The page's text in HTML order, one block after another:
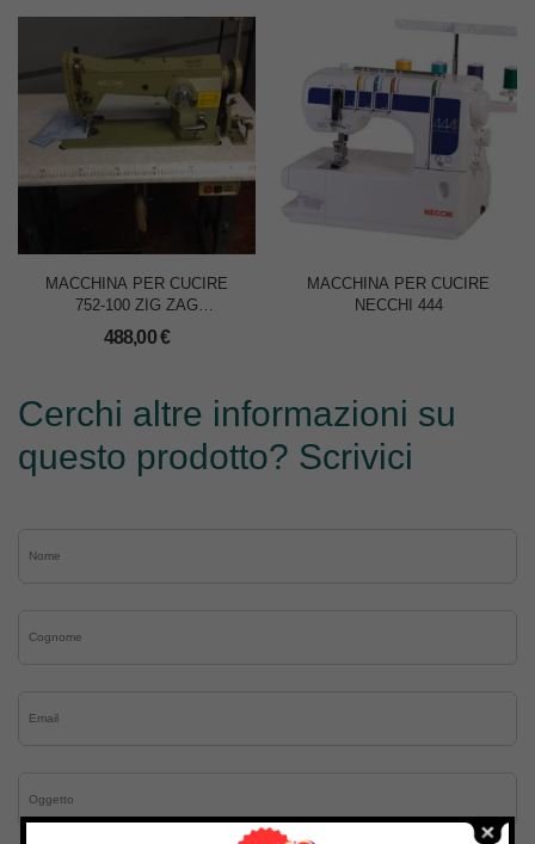
MACCHINA PER CUCIRE
752-100 ZIG ZAG
C/COLTELLO RIFILATORE
488,00€
MACCHINA PER CUCIRE
NECCHI 444
Cerchi altre informazioni su
questo prodotto? Scrivici